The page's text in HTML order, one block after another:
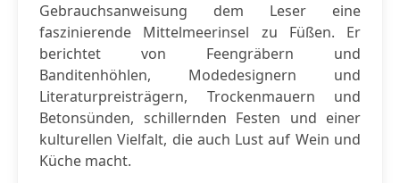
Gebrauchsanweisung dem Leser eine
faszinierende Mittelmeerinsel zu Füßen. Er
berichtet von Feengräbern und
Banditenhöhlen, Modedesignern und
Literaturpreisträgern, Trockenmauern und
Betonsünden, schillernden Festen und einer
kulturellen Vielfalt, die auch Lust auf Wein und
Küche macht.